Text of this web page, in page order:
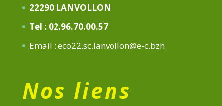
22290 LANVOLLON
Tel : 02.96.70.00.57
Email : eco22.sc.lanvollon@e-c.bzh
Nos liens